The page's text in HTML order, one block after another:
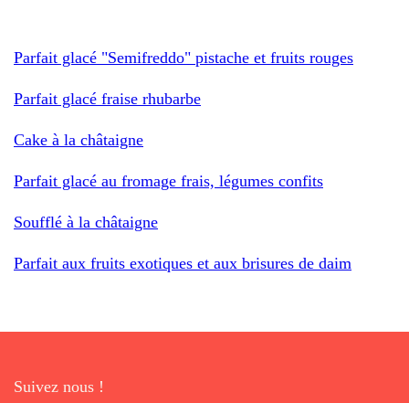
Parfait glacé "Semifreddo" pistache et fruits rouges
Parfait glacé fraise rhubarbe
Cake à la châtaigne
Parfait glacé au fromage frais, légumes confits
Soufflé à la châtaigne
Parfait aux fruits exotiques et aux brisures de daim
Suivez nous !